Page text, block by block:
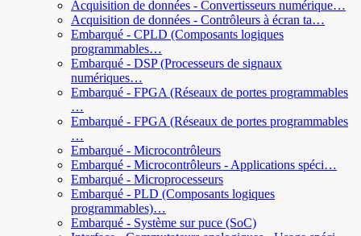
Acquisition de données - Convertisseurs numérique…
Acquisition de données - Contrôleurs à écran ta…
Embarqué - CPLD (Composants logiques
programmables…
Embarqué - DSP (Processeurs de signaux
numériques…
Embarqué - FPGA (Réseaux de portes programmables
…
Embarqué - FPGA (Réseaux de portes programmables
…
Embarqué - Microcontrôleurs
Embarqué - Microcontrôleurs - Applications spéci…
Embarqué - Microprocesseurs
Embarqué - PLD (Composants logiques
programmables)…
Embarqué - Système sur puce (SoC)